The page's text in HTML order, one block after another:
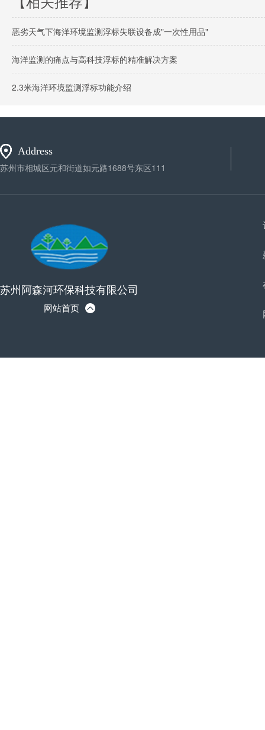
恶劣天气下海洋环境监测浮标失联设备成"一次性用品"
海洋监测的痛点与高科技浮标的精准解决方案
2.3米海洋环境监测浮标功能介绍
Address
苏州市相城区元和街道如元路1688号东区111
苏州阿森河环保科技有限公司
网站首页